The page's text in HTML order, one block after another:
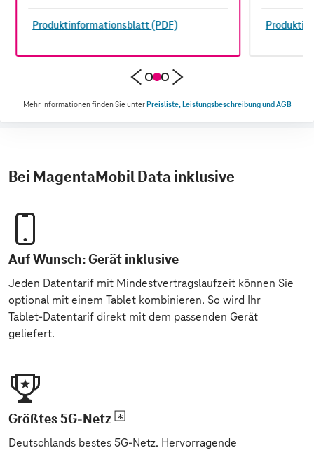
Produktinformationsblatt (PDF)
Mehr Informationen finden Sie unterPreisliste, Leistungsbeschreibung und AGB